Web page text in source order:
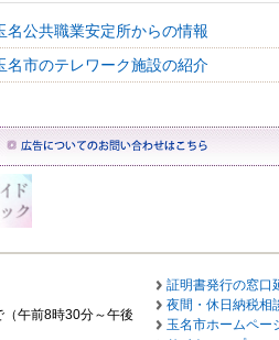
名公共職業安定所からの情報
名市のテレワーク施設の紹介
午前8時30分～午後
証明書発行の窓口
夜間・休日納税相
玉名市ホームペー